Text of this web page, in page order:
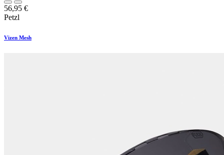
56,95 €
Petzl
Vizen Mesh